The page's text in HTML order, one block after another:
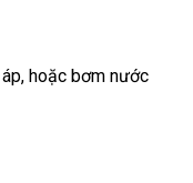
hoặc bơm nước